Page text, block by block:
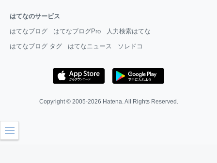
はてなのサービス
はてなブログ はてなブログPro 人力検索はてな
はてなブログ タグ はてなニュース ソレドコ
Copyright © 2005-2026 Hatena. All Rights Reserved.